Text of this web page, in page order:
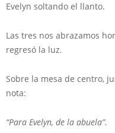
Evelyn soltando el llanto.
Las tres nos abrazamos
regresó la luz.
Sobre la mesa de centro,
nota:
“Para Evelyn, de la abuela”.